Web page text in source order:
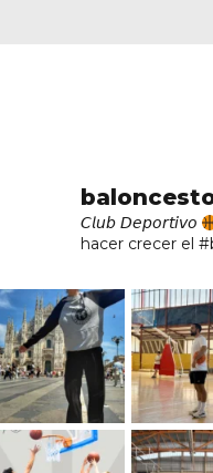
𝘊𝘭𝘶𝘣 𝘋𝘦𝘱𝘰𝘳𝘵𝘪𝘷𝘰
hacer crecer el